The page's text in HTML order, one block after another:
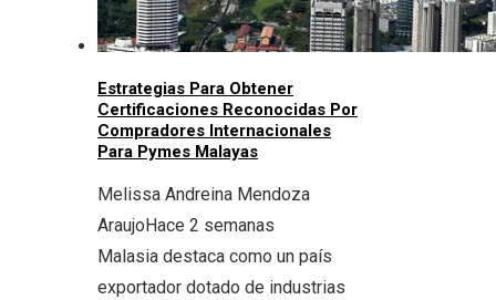
Estrategias Para Obtener
Certificaciones Reconocidas Por
Compradores Internacionales
Para Pymes Malayas
Melissa Andreina Mendoza
Araujo Hace 2 semanas
Malasia destaca como un país
exportador dotado de industrias